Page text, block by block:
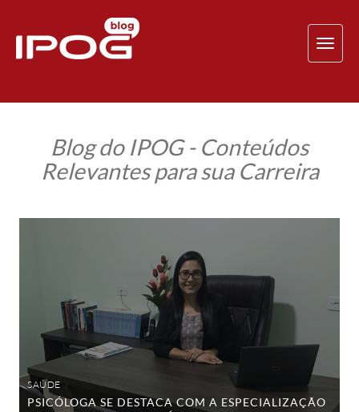
Blog do IPOG - Conteúdos
Relevantes para sua Carreira
Psicóloga
Avaliação
Psicológica
SAÚDE
PSICÓLOGA SE DESTACA COM A ESPECIALIZAÇÃO